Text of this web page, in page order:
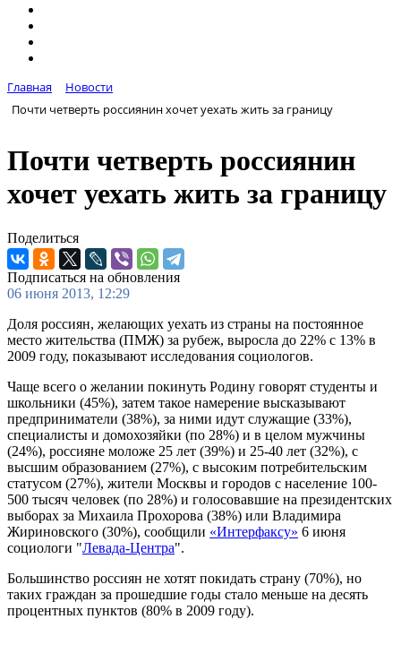
Главная
Новости
Почти четверть россиянин хочет уехать жить за границу
Почти четверть россиянин
хочет уехать жить за границу
Поделиться
Подписаться на обновления
06 июня 2013, 12:29
Доля россиян, желающих уехать из страны на постоянное
место жительства (ПМЖ) за рубеж, выросла до 22% с 13% в
2009 году, показывают исследования социологов.
Чаще всего о желании покинуть Родину говорят студенты и
школьники (45%), затем такое намерение высказывают
предприниматели (38%), за ними идут служащие (33%),
специалисты и домохозяйки (по 28%) и в целом мужчины
(24%), россияне моложе 25 лет (39%) и 25-40 лет (32%), с
высшим образованием (27%), с высоким потребительским
статусом (27%), жители Москвы и городов с население 100-
500 тысяч человек (по 28%) и голосовавшие на президентских
выборах за Михаила Прохорова (38%) или Владимира
Жириновского (30%), сообщили «Интерфаксу» 6 июня
социологи "Левада-Центра".
Большинство россиян не хотят покидать страну (70%), но
таких граждан за прошедшие годы стало меньше на десять
процентных пунктов (80% в 2009 году).